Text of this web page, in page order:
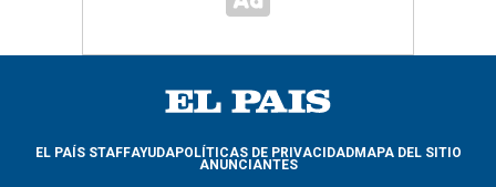
EL PAÍS STAFFAYUDAPOLÍTICAS DE PRIVACIDADMAPA DEL SITIO
ANUNCIANTES